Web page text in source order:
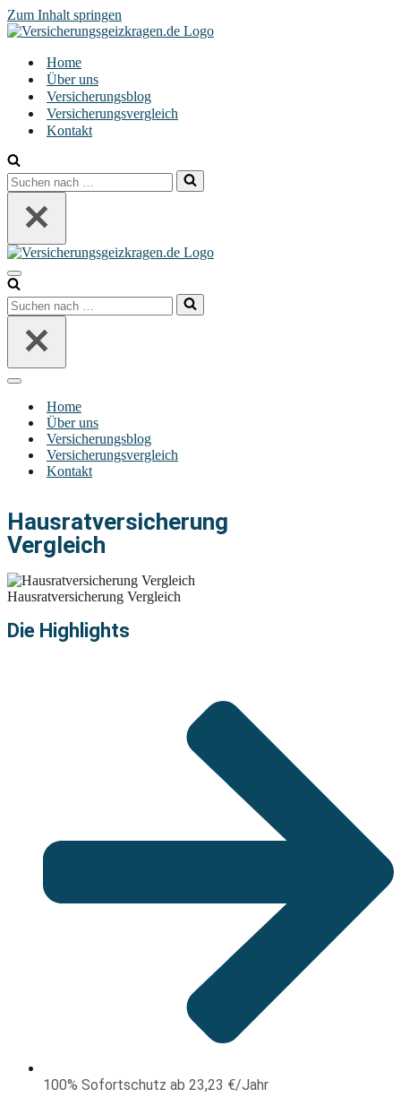
Zum Inhalt springen
Home
Über uns
Versicherungsblog
Versicherungsvergleich
Kontakt
Home
Über uns
Versicherungsblog
Versicherungsvergleich
Kontakt
Hausratversicherung
Vergleich
Hausratversicherung Vergleich
Die Highlights
100% Sofortschutz ab 23,23 €/Jahr